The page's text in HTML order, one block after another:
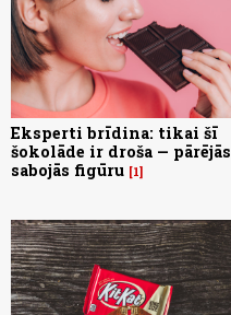
Eksperti brīdina: tikai šī
šokolāde ir droša — pārējās
sabojās figūru 1